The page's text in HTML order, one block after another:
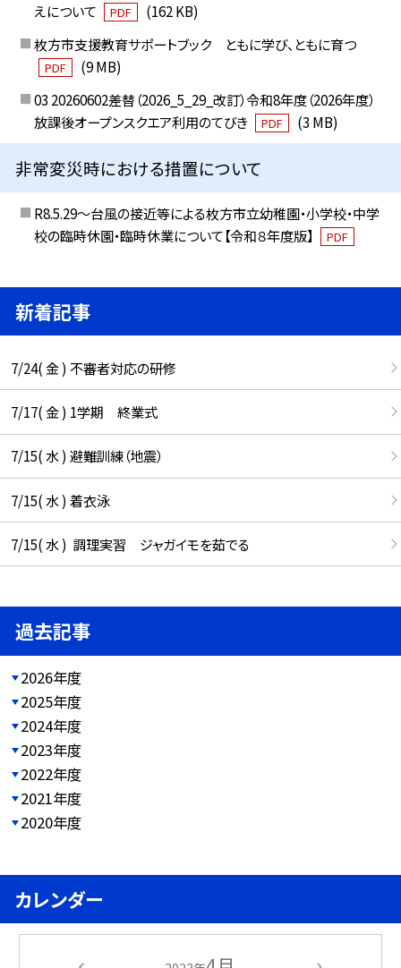
えについて
PDF
(162 KB)
枚方市支援教育サポートブック ともに学び、ともに育つ
PDF
(9 MB)
03 20260602差替（2026_5_29_改訂）令和8年度（2026年度）
放課後オープンスクエア利用のてびき
PDF (3 MB)
非常変災時における措置について
R8.5.29～台風の接近等による枚方市立幼稚園・小学校・中学
校の臨時休園・臨時休業について【令和８年度版】
PDF
新着記事
7/24( 金 ) 不審者対応の研修
7/17( 金 ) 1学期 終業式
7/15( 水 ) 避難訓練（地震）
7/15( 水 ) 着衣泳
7/15( 水 ) 調理実習 ジャガイモを茹でる
過去記事
2026年度
2025年度
2024年度
2023年度
2022年度
2021年度
2020年度
カレンダー